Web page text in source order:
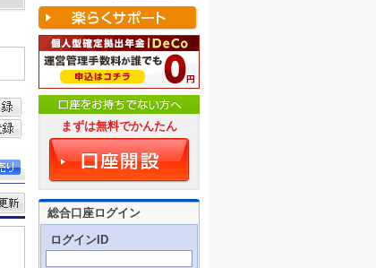
まずは無料でかんたん
総合口座ログイン
ログインID